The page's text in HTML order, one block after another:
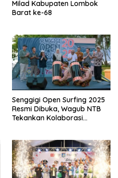
Milad Kabupaten Lombok
Barat ke-68
Senggigi Open Surfing 2025
Resmi Dibuka, Wagub NTB
Tekankan Kolaborasi